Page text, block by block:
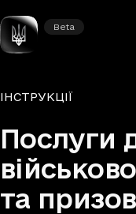
Beta
Beta
ГОЛОВНА —НОВИНИ
Рубрики
ІНСТРУКЦІЇ
Послуги
та